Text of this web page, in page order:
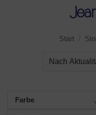
Start
Farbe